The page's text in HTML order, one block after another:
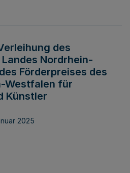
des
Nordrhein-
Förderpreises des
Westfalen für
Künstler
2025